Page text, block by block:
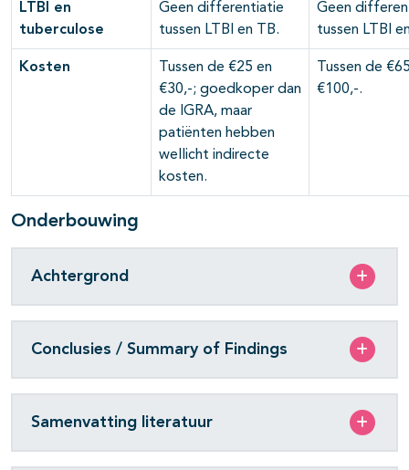
LTBI en
tuberculose
Geen differentiatie
tussen LTBI en TB.
Geen
tussen LTBI
Kosten
Tussen de €25 en
€30,-; goedkoper dan
de IGRA, maar
patiënten hebben
wellicht indirecte
kosten.
Tussen de
€100,-.
Onderbouwing
Achtergrond
Conclusies / Summary of Findings
Samenvatting literatuur